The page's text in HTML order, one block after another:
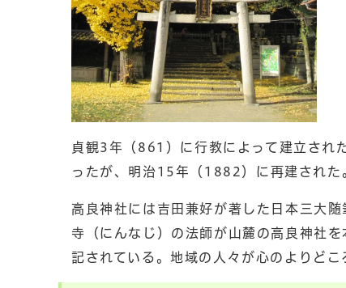
貞観3年（861）に行教によって建立され
ったが、明治15年（1882）に再建された
高良神社には吉田兼好が著した日本三大
寺（にんなじ）の法師が山麓の高良神社
記されている。地域の人々が心のよりど